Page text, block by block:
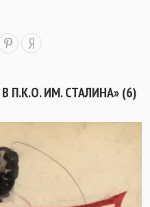
П.К.О. ИМ. СТАЛИНА» (6)